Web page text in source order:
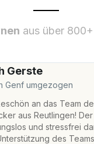
aus über
Gerste
Genf umgezogen
an das Team
aus Reutlingen!
und stressfrei
des